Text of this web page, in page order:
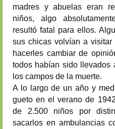
madres y abuelas eran
niños, algo
resultó fatal para ellos.
sus chicas volvían a
hacerles cambiar de
todos habían sido llevados
los campos de la muerte.
A lo largo de un año y
gueto en el verano de
de 2.500 niños por
sacarlos en ambulancias